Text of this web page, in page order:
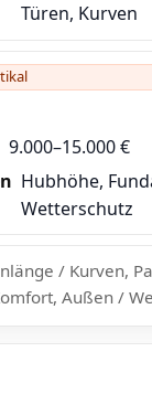
Türen, Kurven
9.000–15.000 €
Hubhöhe,
Wetterschutz
/ Kurven,
Außen /